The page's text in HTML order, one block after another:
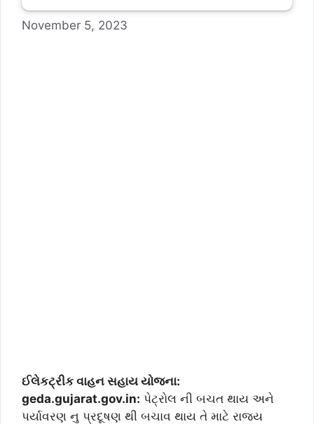
November 5, 2023
ઈલેકટ્રીક વાહન સહાય યોજના:
geda.gujarat.gov.in: પેટ્રોલ ની બચત થાય અને
પર્યાવરણ નુ પ્રદૂષણ થી બચાવ થાય તે માટે રાજય